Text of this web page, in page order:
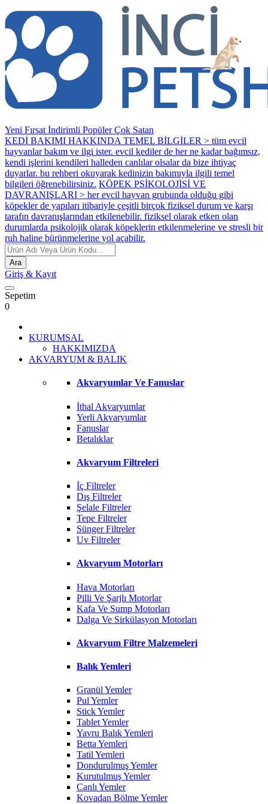
Yeni Fırsat İndirimli PopülerÇok Satan
KEDİ BAKIMI HAKKINDA TEMEL BİLGİLER > tüm evcil
hayvanlar bakım ve ilgi ister. evcil kediler de her ne kadar bağımsız,
kendi işlerini kendileri halleden canlılar olsalar da bize ihtiyaç
duyarlar. bu rehberi okuyarak kedinizin bakımıyla ilgili temel
bilgileri öğrenebilirsiniz. KÖPEK PSİKOLOJİSİ VE
DAVRANIŞLARI > her evcil hayvan grubunda olduğu gibi
köpekler de yapıları itibariyle çeşitli birçok fiziksel durum ve karşı
tarafın davranışlarından etkilenebilir. fiziksel olarak etken olan
durumlarda psikolojik olarak köpeklerin etkilenmelerine ve stresli bir
ruh haline bürünmelerine yol açabilir.
Ara
Giriş & Kayıt
Sepetim
0
KURUMSAL
HAKKIMIZDA
AKVARYUM & BALIK
Akvaryumlar Ve Fanuslar
İthal Akvaryumlar
Yerli Akvaryumlar
Fanuslar
Betalıklar
Akvaryum Filtreleri
İç Filtreler
Dış Filtreler
Şelale Filtreler
Tepe Filtreler
Sünger Filtreler
Uv Filtreler
Akvaryum Motorları
Hava Motorları
Pilli Ve Şarjlı Motorlar
Kafa Ve Sump Motorları
Dalga Ve Sirkülasyon Motorları
Akvaryum Filtre Malzemeleri
Balık Yemleri
Granül Yemler
Pul Yemler
Stick Yemler
Tablet Yemler
Yavru Balık Yemleri
Betta Yemleri
Tatil Yemleri
Dondurulmuş Yemler
Kurutulmuş Yemler
Canlı Yemler
Kovadan Bölme Yemler